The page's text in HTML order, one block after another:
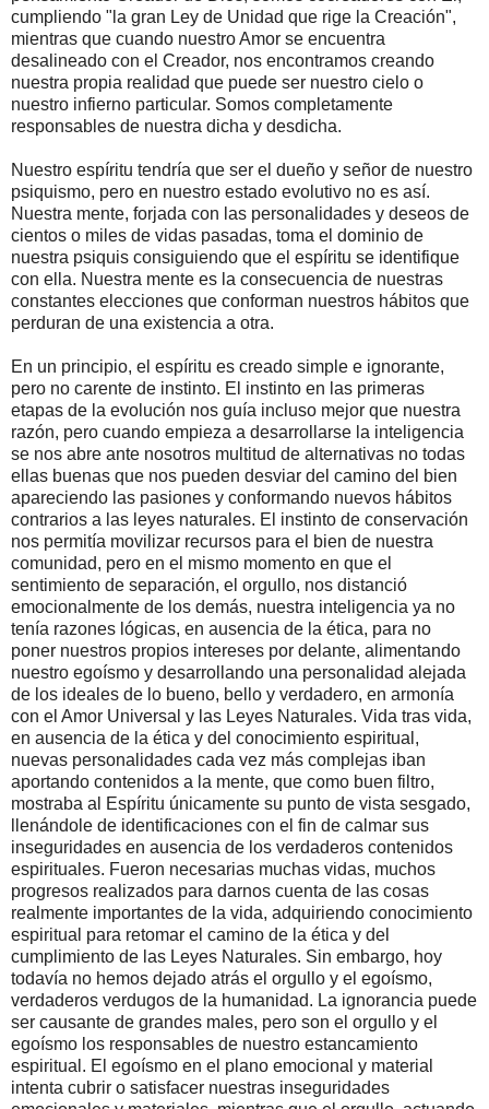
cumpliendo "la gran Ley de Unidad que rige la Creación",
mientras que cuando nuestro Amor se encuentra
desalineado con el Creador, nos encontramos creando
nuestra propia realidad que puede ser nuestro cielo o
nuestro infierno particular. Somos completamente
responsables de nuestra dicha y desdicha.
Nuestro espíritu tendría que ser el dueño y señor de nuestro
psiquismo, pero en nuestro estado evolutivo no es así.
Nuestra mente, forjada con las personalidades y deseos de
cientos o miles de vidas pasadas, toma el dominio de
nuestra psiquis consiguiendo que el espíritu se identifique
con ella. Nuestra mente es la consecuencia de nuestras
constantes elecciones que conforman nuestros hábitos que
perduran de una existencia a otra.
En un principio, el espíritu es creado simple e ignorante,
pero no carente de instinto. El instinto en las primeras
etapas de la evolución nos guía incluso mejor que nuestra
razón, pero cuando empieza a desarrollarse la inteligencia
se nos abre ante nosotros multitud de alternativas no todas
ellas buenas que nos pueden desviar del camino del bien
apareciendo las pasiones y conformando nuevos hábitos
contrarios a las leyes naturales. El instinto de conservación
nos permitía movilizar recursos para el bien de nuestra
comunidad, pero en el mismo momento en que el
sentimiento de separación, el orgullo, nos distanció
emocionalmente de los demás, nuestra inteligencia ya no
tenía razones lógicas, en ausencia de la ética, para no
poner nuestros propios intereses por delante, alimentando
nuestro egoísmo y desarrollando una personalidad alejada
de los ideales de lo bueno, bello y verdadero, en armonía
con el Amor Universal y las Leyes Naturales. Vida tras vida,
en ausencia de la ética y del conocimiento espiritual,
nuevas personalidades cada vez más complejas iban
aportando contenidos a la mente, que como buen filtro,
mostraba al Espíritu únicamente su punto de vista sesgado,
llenándole de identificaciones con el fin de calmar sus
inseguridades en ausencia de los verdaderos contenidos
espirituales. Fueron necesarias muchas vidas, muchos
progresos realizados para darnos cuenta de las cosas
realmente importantes de la vida, adquiriendo conocimiento
espiritual para retomar el camino de la ética y del
cumplimiento de las Leyes Naturales. Sin embargo, hoy
todavía no hemos dejado atrás el orgullo y el egoísmo,
verdaderos verdugos de la humanidad. La ignorancia puede
ser causante de grandes males, pero son el orgullo y el
egoísmo los responsables de nuestro estancamiento
espiritual. El egoísmo en el plano emocional y material
intenta cubrir o satisfacer nuestras inseguridades